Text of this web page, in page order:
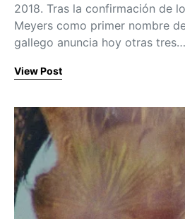
2018. Tras la confirmación de
Meyers como primer nombre
gallego anuncia hoy otras tres…
View Post